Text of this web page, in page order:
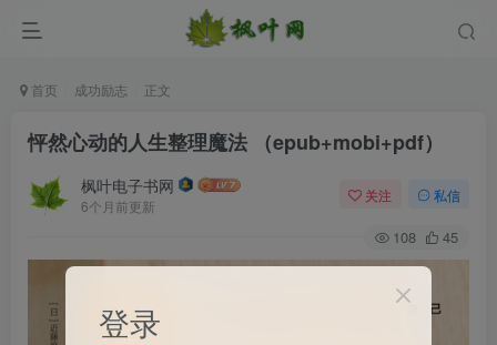
首页 成功励志 正文
怦然心动的人生整理魔法 （epub+mobi+pdf）
枫叶电子书网
6个月前更新
关注 私信
108 45
登录